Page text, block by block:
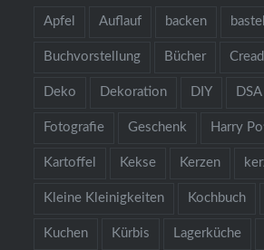
Apfel Auflauf backen
Buchvorstellung Bücher
Deko Dekoration DIY DSA
Fotografie Geschenk Harry
Kartoffel Kekse Kerzen
Kleine Kleinigkeiten Kochbuch
Kuchen Kürbis Lagerküche